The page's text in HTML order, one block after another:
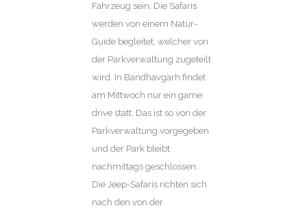
Fahrzeug sein. Die Safaris
werden von einem Natur-
Guide begleitet, welcher von
der Parkverwaltung zugeteilt
wird. In Bandhavgarh findet
am Mittwoch nur ein game
drive statt. Das ist so von der
Parkverwaltung vorgegeben
und der Park bleibt
nachmittags geschlossen.
Die Jeep-Safaris richten sich
nach den von der